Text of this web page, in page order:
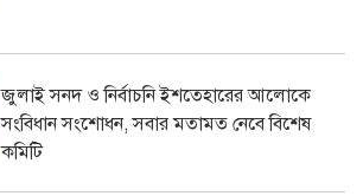
জুলাই সনদ ও নির্বাচনি ইশতেহারের আলোকে
সংবিধান সংশোধন, সবার মতামত নেবে বিশেষ
কমিটি